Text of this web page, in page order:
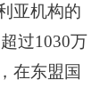
亚机构的
过1030万
在东盟国